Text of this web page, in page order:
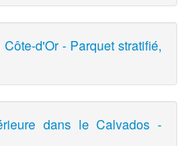
d'Or - Parquet stratifié,
dans le Calvados -